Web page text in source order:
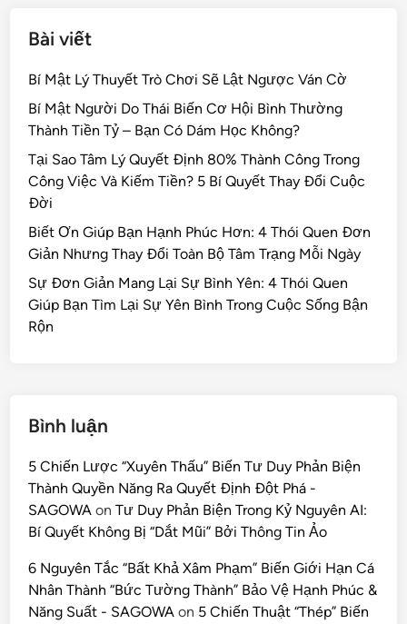
Bài viết
Bí Mật Lý Thuyết Trò Chơi Sẽ Lật Ngược Ván Cờ
Bí Mật Người Do Thái Biến Cơ Hội Bình Thường
Thành Tiền Tỷ – Bạn Có Dám Học Không?
Tại Sao Tâm Lý Quyết Định 80% Thành Công Trong
Công Việc Và Kiếm Tiền? 5 Bí Quyết Thay Đổi Cuộc
Đời
Biết Ơn Giúp Bạn Hạnh Phúc Hơn: 4 Thói Quen Đơn
Giản Nhưng Thay Đổi Toàn Bộ Tâm Trạng Mỗi Ngày
Sự Đơn Giản Mang Lại Sự Bình Yên: 4 Thói Quen
Giúp Bạn Tìm Lại Sự Yên Bình Trong Cuộc Sống Bận
Rộn
Bình luận
5 Chiến Lược “Xuyên Thấu” Biến Tư Duy Phản Biện
Thành Quyền Năng Ra Quyết Định Đột Phá -
SAGOWA onTư Duy Phản Biện Trong Kỷ Nguyên AI:
Bí Quyết Không Bị “Dắt Mũi” Bởi Thông Tin Ảo
6 Nguyên Tắc “Bất Khả Xâm Phạm” Biến Giới Hạn Cá
Nhân Thành “Bức Tường Thành” Bảo Vệ Hạnh Phúc &
Năng Suất - SAGOWA on 5 Chiến Thuật “Thép” Biến